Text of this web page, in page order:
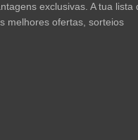
exclusivas. A tua lista
melhores ofertas, sorteios